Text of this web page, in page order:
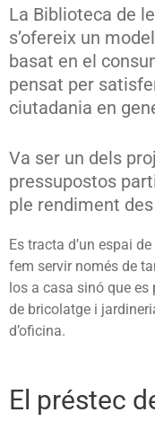
La Biblioteca de
s’ofereix un
basat en el
pensat per
ciutadania en
Va ser un dels
pressupostos
ple rendiment
Es tracta d’un espai
fem servir només de
los a casa sinó que es
de bricolatge i
d’oficina.
El préstec